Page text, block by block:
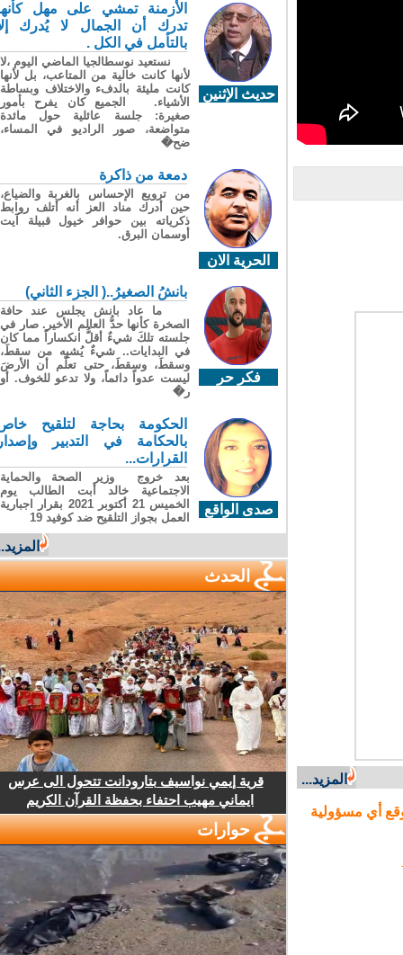
المزيد...
أي مسؤولية
حديث الإثنين
الأزمنة تمشي على مهل كأنها
تدرك أن الجمال لا يُدرك إلا
بالتأمل في الكل .
نستعيد نوسطالجيا الماضي اليوم ،لا
لأنها كانت خالية من المتاعب، بل لأنها
كانت مليئة بالدفء والاختلاف وبساطة
الأشياء. الجميع كان يفرح بأمور
صغيرة: جلسة عائلية حول مائدة
متواضعة، صور الراديو في المساء،
ضح�
الحرية الان
دمعة من ذاكرة
من ترويع الإحساس بالغربة والضياع،
حين أدرك مناد العز أنه أتلف روابط
ذكرياته بين حوافر خيول قبيلة آيت
أوسمان البرق.
فكر حر
بانشُ الصغيرُ..( الجزء الثاني)
ما عاد بانش يجلس عند حافة
الصخرة كأنها حدُّ العالم الأخير. صار في
جلسته تلكَ شيءٌ أقلُّ انكساراً مما كان
في البدايات.. شيءٌ يُشبِه من سقطَ،
وسقطَ، وسقطَ، حتى تعلّم أن الأرضَ
ليست عدواً دائماً، ولا تدعو للخوف. أو
ر�
صدى الواقع
الحكومة بحاجة لتلقيح خاص
بالحكامة في التدبير وإصدار
القرارات...
بعد خروج وزير الصحة والحماية
الاجتماعية خالد أبت الطالب يوم
الخميس 21 أكتوبر 2021 بقرار اجبارية
العمل بجواز التلقيح ضد كوفيد 19
المزيد...
الحدث
قرية إيمي نواسيف بتارودانت تتحول الى عرس
ايماني مهيب احتفاء بحفظة القرآن الكريم
حوارات